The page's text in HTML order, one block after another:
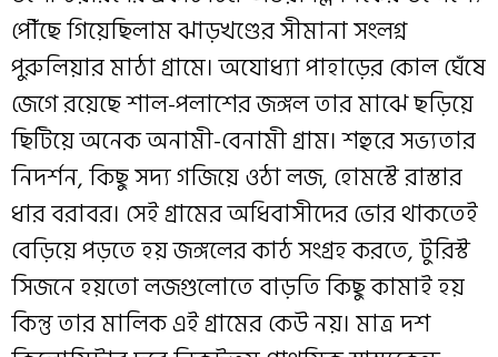
পৌঁছে গিয়েছিলাম ঝাড়খণ্ডের সীমানা সংলগ্ন
পুরুলিয়ার মাঠা গ্রামে। অযোধ্যা পাহাড়ের কোল ঘেঁষে
জেগে রয়েছে শাল-পলাশের জঙ্গল তার মাঝে ছড়িয়ে
ছিটিয়ে অনেক অনামী-বেনামী গ্রাম। শহুরে সভ্যতার
নিদর্শন, কিছু সদ্য গজিয়ে ওঠা লজ, হোমস্টে রাস্তার
ধার বরাবর। সেই গ্রামের অধিবাসীদের ভোর থাকতেই
বেড়িয়ে পড়তে হয় জঙ্গলের কাঠ সংগ্রহ করতে, টুরিস্ট
সিজনে হয়তো লজগুলোতে বাড়তি কিছু কামাই হয়
কিন্তু তার মালিক এই গ্রামের কেউ নয়। মাত্র দশ